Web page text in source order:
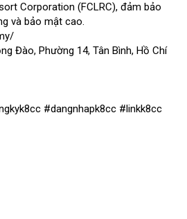
Corporation (FCLRC), đảm bảo
và bảo mật cao.
Đào, Phường 14, Tân Bình, Hồ Chí
#dangnhapk8cc #linkk8cc